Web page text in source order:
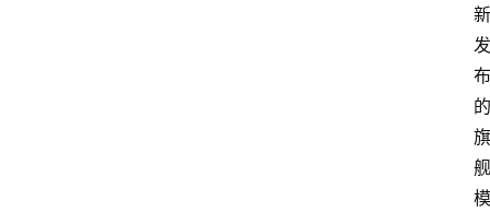
新
发
布
的
旗
舰
模